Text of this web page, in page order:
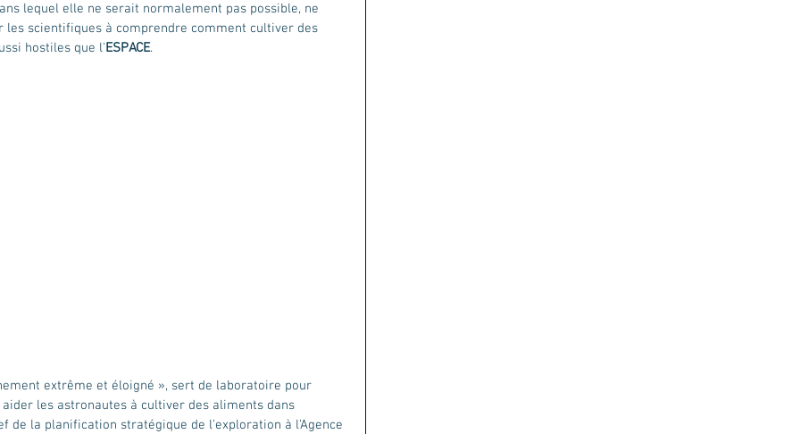
lequel elle ne serait normalement pas possible, ne
scientifiques à comprendre comment cultiver des
hostiles que l'ESPACE.
extrême et éloigné », sert de laboratoire pour
les astronautes à cultiver des aliments dans
de la planification stratégique de l'exploration à l'Agence